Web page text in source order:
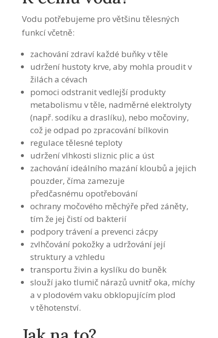
Vodu potřebujeme pro většinu tělesných
funkcí včetně:
zachování zdraví každé buňky v těle
udržení hustoty krve, aby mohla proudit v
žilách a cévach
pomoci odstranit vedlejší produkty
metabolismu v těle, nadměrné elektrolyty
(např. sodíku a draslíku), nebo močoviny,
což je odpad po zpracování bílkovin
regulace tělesné teploty
udržení vlhkosti sliznic plic a úst
zachování ideálního mazání kloubů a jejich
pouzder, číma zamezuje
předčasnému opotřebování
ochrany močového měchýře před záněty,
tím že jej čistí od bakterií
podpory trávení a prevenci zácpy
zvlhčování pokožky a udržování její
struktury a vzhledu
transportu živin a kyslíku do buněk
slouží jako tlumič nárazů uvnitř oka, míchy
a v plodovém vaku obklopujícím plod
v těhotenství.